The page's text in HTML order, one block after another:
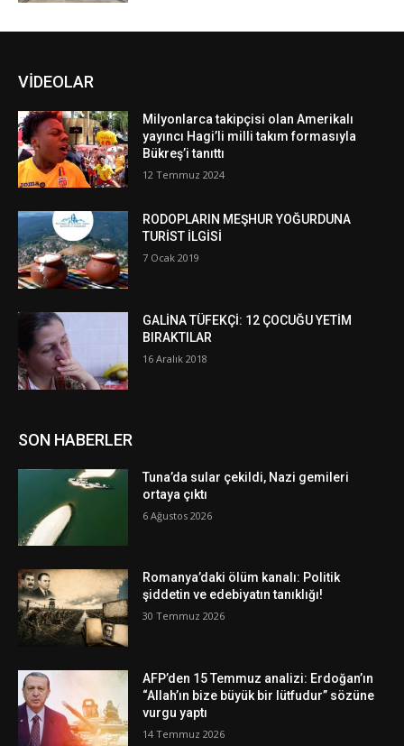
VİDEOLAR
Milyonlarca takipçisi olan Amerikalı
yayıncı Hagi’li milli takım formasıyla
Bükreş’i tanıttı
12 Temmuz 2024
RODOPLARIN MEŞHUR YOĞURDUNA
TURİST İLGİSİ
7 Ocak 2019
GALİNA TÜFEKÇİ: 12 ÇOCUĞU YETİM
BIRAKTILAR
16 Aralık 2018
SON HABERLER
Tuna’da sular çekildi, Nazi gemileri
ortaya çıktı
6 Ağustos 2026
Romanya’daki ölüm kanalı: Politik
şiddetin ve edebiyatın tanıklığı!
30 Temmuz 2026
AFP’den 15 Temmuz analizi: Erdoğan’ın
“Allah’ın bize büyük bir lütfudur” sözüne
vurgu yaptı
14 Temmuz 2026